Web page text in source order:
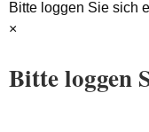
Bitte loggen Sie sich
×
Bitte loggen